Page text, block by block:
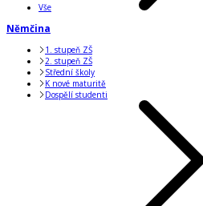
Vše
Němčina
1. stupeň ZŠ
2. stupeň ZŠ
Střední školy
K nové maturitě
Dospělí studenti